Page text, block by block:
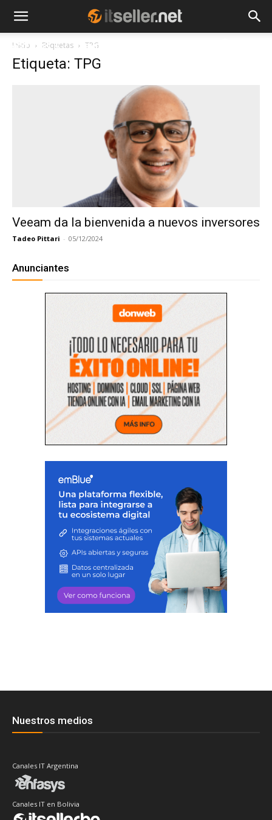
NOTICIAS TENDENCIAS
Inicio Etiquetas TPG
Etiqueta: TPG
Veeam da la bienvenida a nuevos inversores
Tadeo Pittari - 05/12/2024
Anunciantes
Nuestros medios
Canales IT Argentina
Canales IT en Bolivia